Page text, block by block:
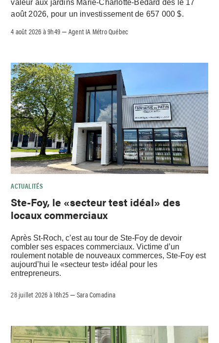
valeur aux jardins Marie-Charlotte-Bédard dès le 17
août 2026, pour un investissement de 657 000 $.
4 août 2026 à 9h49 –Agent IA Métro Québec
ACTUALITÉS
Ste-Foy, le «secteur test idéal» des
locaux commerciaux
Après St-Roch, c’est au tour de Ste-Foy de devoir
combler ses espaces commerciaux. Victime d’un
roulement notable de nouveaux commerces, Ste-Foy est
aujourd’hui le «secteur test» idéal pour les
entrepreneurs.
28 juillet 2026 à 16h25 –Sara Comadina